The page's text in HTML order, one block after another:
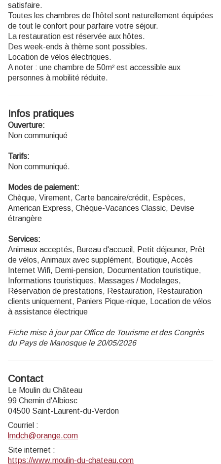
satisfaire.
Toutes les chambres de l’hôtel sont naturellement équipées
de tout le confort pour parfaire votre séjour.
La restauration est réservée aux hôtes.
Des week-ends à thème sont possibles.
Location de vélos électriques.
A noter : une chambre de 50m² est accessible aux
personnes à mobilité réduite.
Infos pratiques
Ouverture:
Non communiqué
Tarifs:
Non communiqué.
Modes de paiement:
Chèque, Virement, Carte bancaire/crédit, Espèces,
American Express, Chèque-Vacances Classic, Devise
étrangère
Services:
Animaux acceptés, Bureau d'accueil, Petit déjeuner, Prêt
de vélos, Animaux avec supplément, Boutique, Accès
Internet Wifi, Demi-pension, Documentation touristique,
Informations touristiques, Massages / Modelages,
Réservation de prestations, Restauration, Restauration
clients uniquement, Paniers Pique-nique, Location de vélos
à assistance électrique
Fiche mise à jour par Office de Tourisme et des Congrès
du Pays de Manosque le 20/05/2026
Contact
Le Moulin du Château
99 Chemin d'Albiosc
04500 Saint-Laurent-du-Verdon
Courriel :
lmdch@orange.com
Site internet :
https://www.moulin-du-chateau.com